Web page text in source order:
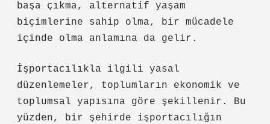
başa çıkma, alternatif yaşam
biçimlerine sahip olma, bir mücadele
içinde olma anlamına da gelir.
İşportacılıkla ilgili yasal
düzenlemeler, toplumların ekonomik ve
toplumsal yapısına göre şekillenir. Bu
yüzden, bir şehirde işportacılığın